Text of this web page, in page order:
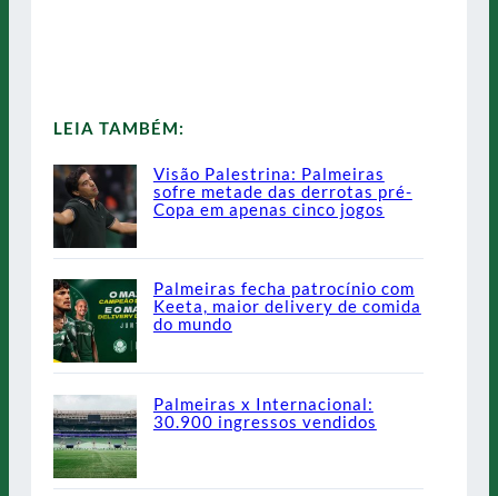
LEIA TAMBÉM:
Visão Palestrina: Palmeiras
sofre metade das derrotas pré-
Copa em apenas cinco jogos
Palmeiras fecha patrocínio com
Keeta, maior delivery de comida
do mundo
Palmeiras x Internacional:
30.900 ingressos vendidos